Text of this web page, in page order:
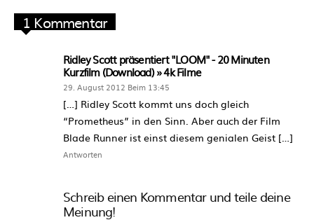
1 Kommentar
Ridley Scott präsentiert "LOOM" - 20 Minuten
Kurzfilm (Download) » 4k Filme
29. August 2012 Beim 13:45
[…] Ridley Scott kommt uns doch gleich
“Prometheus” in den Sinn. Aber auch der Film
Blade Runner ist einst diesem genialen Geist […]
Antworten
Schreib einen Kommentar und teile deine
Meinung!